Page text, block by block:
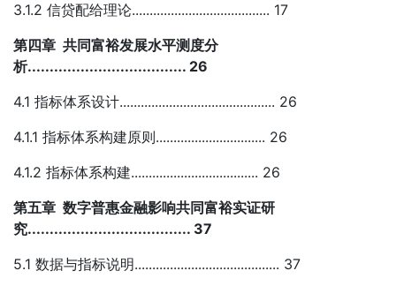
3.1.2 信贷配给理论....................................... 17
第四章 共同富裕发展水平测度分
析.................................... 26
4.1 指标体系设计............................................ 26
4.1.1 指标体系构建原则............................... 26
4.1.2 指标体系构建.................................... 26
第五章 数字普惠金融影响共同富裕实证研
究..................................... 37
5.1 数据与指标说明......................................... 37